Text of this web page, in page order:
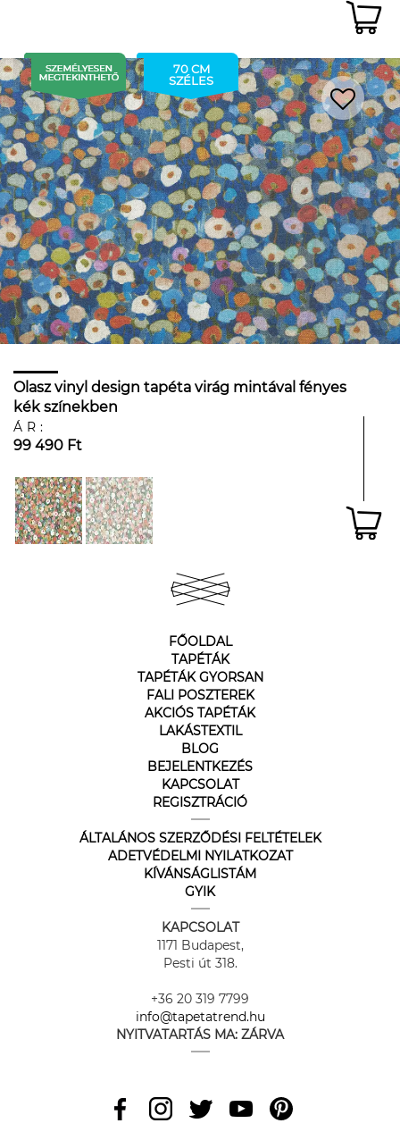
70 CM
SZÉLES
Olasz vinyl design tapéta virág mintával fényes
kék színekben
ÁR:
99 490 Ft
FŐOLDAL
TAPÉTÁK
TAPÉTÁK GYORSAN
FALI POSZTEREK
AKCIÓS TAPÉTÁK
LAKÁSTEXTIL
BLOG
BEJELENTKEZÉS
KAPCSOLAT
REGISZTRÁCIÓ
ÁLTALÁNOS SZERZŐDÉSI FELTÉTELEK
ADETVÉDELMI NYILATKOZAT
KÍVÁNSÁGLISTÁM
GYIK
KAPCSOLAT
1171 Budapest,
Pesti út 318.
+36 20 319 7799
info@tapetatrend.hu
NYITVATARTÁS MA: ZÁRVA